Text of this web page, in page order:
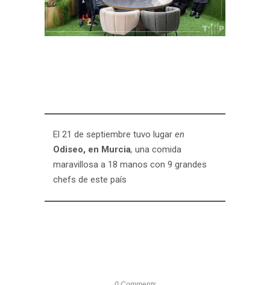
El 21 de septiembre tuvo lugar en
Odiseo, en Murcia, una comida
maravillosa a 18 manos con 9 grandes
chefs de este país